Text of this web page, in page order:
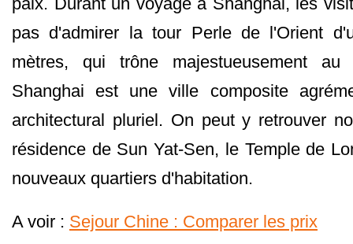
pas d'admirer la tour Perle de l'Orient
mètres, qui trône majestueusement
Shanghai est une ville composite
architectural pluriel. On peut y retrouver
résidence de Sun Yat-Sen, le Temple de
nouveaux quartiers d'habitation.
A voir : Sejour Chine : Comparer les prix